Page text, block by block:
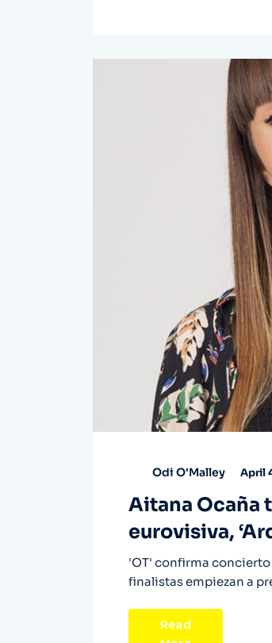
Odi O'Malley April
Aitana Ocaña
eurovisiva,
'OT' confirma concierto
finalistas empiezan a
Read